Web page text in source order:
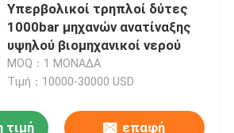
Υπερβολικοί τρηπλοί δύτες
1000bar μηχανών ανατίναξης
υψηλού βιομηχανικοί νερού
MOQ：1 ΜΟΝΑΔΑ
Τιμή：10000-30000 USD
τιμή επαφή